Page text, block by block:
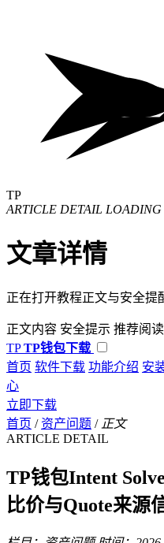
TP
ARTICLE DETAIL LOADING
文章详情
正在打开教程正文与安全提
正文内容 安全提示 推荐阅读
TP TP钱包下载
首页 软件下载 功能介绍 安
心
立即下载
首页 / 资产问题 / 正文
ARTICLE DETAIL
TP钱包Intent
比价与Quote来源